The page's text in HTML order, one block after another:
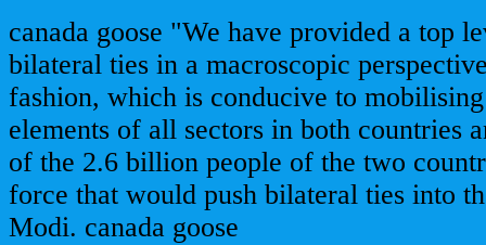
canada goose "We have provided a top
bilateral ties in a macroscopic
fashion, which is conducive to
elements of all sectors in both countries
of the 2.6 billion people of the two
force that would push bilateral ties into
Modi. canada goose